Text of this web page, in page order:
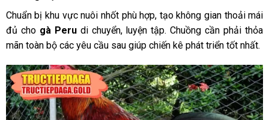
Chuẩn bị khu vực nuôi nhốt phù hợp, tạo không gian thoải mái
đủ cho gà Perudi chuyển, luyện tập. Chuồng cần phải thỏa
mãn toàn bộ các yêu cầu sau giúp chiến kê phát triển tốt nhất.